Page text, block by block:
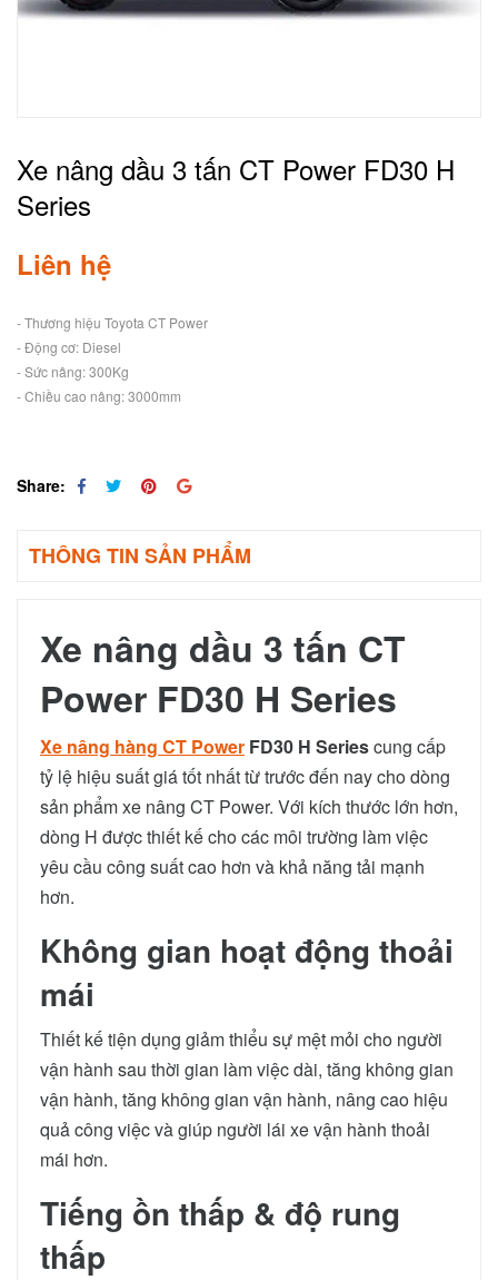
Xe nâng dầu 3 tấn CT Power FD30 H
Series
Liên hệ
- Thương hiệu Toyota CT Power
- Động cơ: Diesel
- Sức nâng: 300Kg
- Chiều cao nâng: 3000mm
Share:
THÔNG TIN SẢN PHẨM
Xe nâng dầu 3 tấn CT
Power FD30 H Series
Xe nâng hàng CT Power FD30 H Seriescung cấp
tỷ lệ hiệu suất giá tốt nhất từ ​​trước đến nay cho dòng
sản phẩm xe nâng CT Power. Với kích thước lớn hơn,
dòng H được thiết kế cho các môi trường làm việc
yêu cầu công suất cao hơn và khả năng tải mạnh
hơn.
Không gian hoạt động thoải
mái
Thiết kế tiện dụng giảm thiểu sự mệt mỏi cho người
vận hành sau thời gian làm việc dài, tăng không gian
vận hành, tăng không gian vận hành, nâng cao hiệu
quả công việc và giúp người lái xe vận hành thoải
mái hơn.
Tiếng ồn thấp & độ rung
thấp